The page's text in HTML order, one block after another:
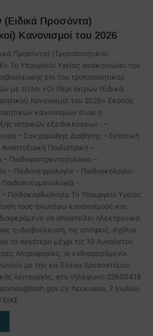
(Ειδικά Προσόντα)
Κανονισμοί του 2026
Προσόντα) (Τροποποιητικοί)
Το Υπουργείο Υγείας ανακοινώνει την
επί του τροποποιητικού
με τίτλο: «Οι Περί Ιατρών (Ειδικά
Κανονισμοί του 2026» Σκοπός
κανονισμών είναι η
ιατρικών εξειδικεύσεων : –
– Σακχαρώδης Διαβήτης – Εντατική
Παιδιατρική –
– Παιδογαστρεντερολογία –
– Παιδονεφρολογία – Παιδογκολογία-
Παιδοπνευμονολογία –
Παιδοκαρδιολογία Το Υπουργείο Υγείας
τους ανωτέρω κανονισμούς και
να αποστείλει ηλεκτρονικά,
η–Διαβούλευση, τις απόψεις, σχόλια
το αργότερο μέχρι τις 10 Αυγούστου
πληροφορίες, οι ενδιαφερόμενοι
με την κα Έλενα Χρυσοστόμου
λειτουργός, στο τηλέφωνο 22605418
Λευκωσία, 7 Ιουλίου